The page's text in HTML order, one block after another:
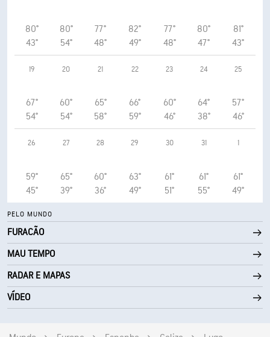
80°
43°
80°
54°
77°
48°
82°
49°
77°
48°
80°
47°
81°
43°
19
67°
54°
20
60°
54°
21
65°
58°
22
66°
59°
23
60°
46°
24
64°
38°
25
57°
46°
26
59°
45°
27
65°
39°
28
60°
36°
29
63°
49°
30
61°
51°
31
61°
55°
1
61°
49°
PELO MUNDO
FURACÃO
MAU TEMPO
RADAR E MAPAS
VÍDEO